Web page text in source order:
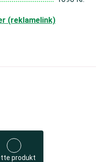
(reklamelink)
produkt